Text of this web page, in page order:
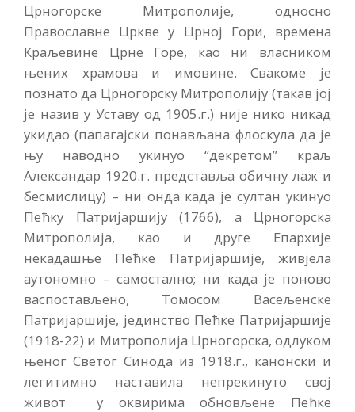
Црногорске Митрополије, односно
Православне Цркве у Црној Гори, времена
Краљевине Црне Горе, као ни власником
њених храмова и имовине. Свакоме је
познато да Црногорску Митрополију (такав јој
је назив у Уставу од 1905.г.) није нико никад
укидао (папагајски понављана флоскула да је
њу наводно укинуо “декретом” краљ
Александар 1920.г. представља обичну лаж и
бесмислицу) – ни онда када је султан укинуо
Пећку Патријаршију (1766), а Црногорска
Митрополија, као и друге Епархије
некадашње Пећке Патријаршије, живјела
аутономно – самостално; ни када је поново
васпостављено, Томосом Васељенске
Патријаршије, јединство Пећке Патријаршије
(1918-22) и Митрополија Црногорска, одлуком
њеног Светог Синода из 1918.г., канонски и
легитимно наставила непрекинуто свој
живот у оквирима обновљене Пећке